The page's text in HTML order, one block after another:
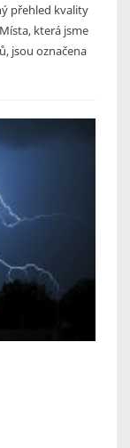
přehled kvality
která jsme
jsou označena